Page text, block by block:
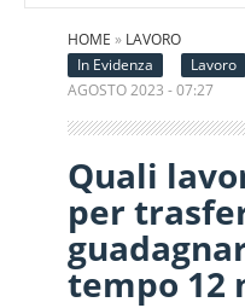
HOME » LAVORO
In Evidenza
Lavoro
AGOSTO 2023 - 07:27
Quali
per
tempo 12